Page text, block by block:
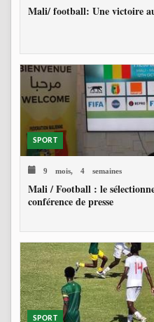
Mali/ football: Une victoire
SPORT
9 mois, 4 semaines
Mali / Football : le
conférence de presse
SPORT